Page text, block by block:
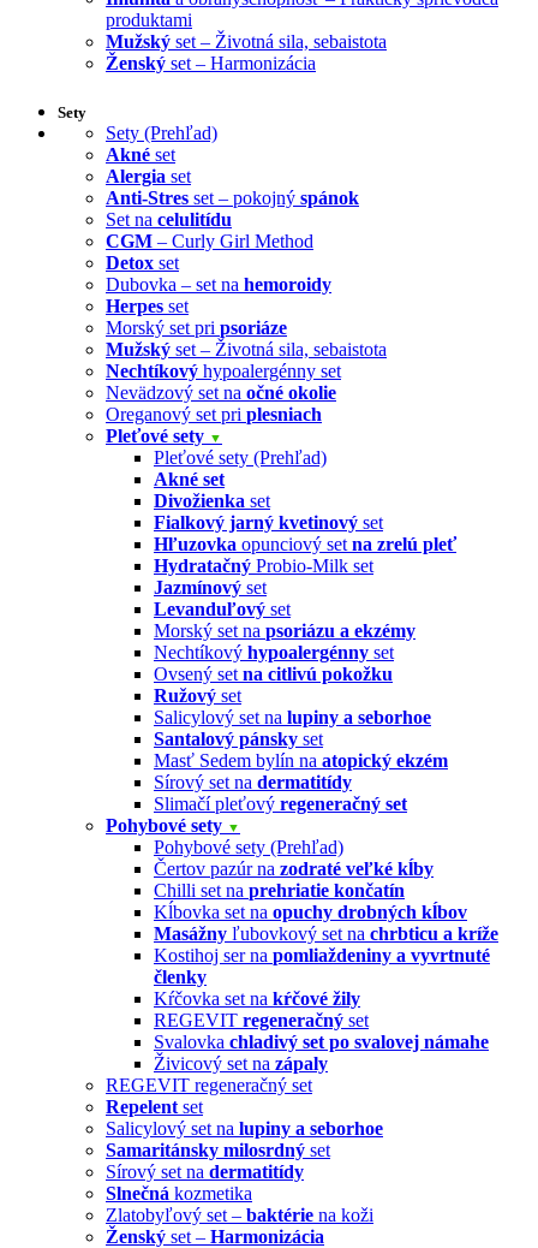
produktami
Mužský set – Životná sila, sebaistota
Ženský set – Harmonizácia
Sety
Sety (Prehľad)
Akné set
Alergia set
Anti-Stres set – pokojný spánok
Set na celulitídu
CGM – Curly Girl Method
Detox set
Dubovka – set na hemoroidy
Herpes set
Morský set pri psoriáze
Mužský set – Životná sila, sebaistota
Nechtíkový hypoalergénny set
Nevädzový set na očné okolie
Oreganový set pri plesniach
Pleťové sety ▼
Pleťové sety (Prehľad)
Akné set
Divožienka set
Fialkový jarný kvetinový set
Hľuzovka opunciový set na zrelú pleť
Hydratačný Probio-Milk set
Jazmínový set
Levanduľový set
Morský set na psoriázu a ekzémy
Nechtíkový hypoalergénny set
Ovsený set na citlivú pokožku
Ružový set
Salicylový set na lupiny a seborhoe
Santalový pánsky set
Masť Sedem bylín na atopický ekzém
Sírový set na dermatitídy
Slimačí pleťový regeneračný set
Pohybové sety ▼
Pohybové sety (Prehľad)
Čertov pazúr na zodraté veľké kĺby
Chilli set na prehriatie končatín
Kĺbovka set na opuchy drobných kĺbov
Masážny ľubovkový set na chrbticu a kríže
Kostihoj ser na pomliaždeniny a vyvrtnuté
členky
Kŕčovka set na kŕčové žily
REGEVIT regeneračný set
Svalovka chladivý set po svalovej námahe
Živicový set na zápaly
REGEVIT regeneračný set
Repelent set
Salicylový set na lupiny a seborhoe
Samaritánsky milosrdný set
Sírový set na dermatitídy
Slnečná kozmetika
Zlatobyľový set – baktérie na koži
Ženský set – Harmonizácia